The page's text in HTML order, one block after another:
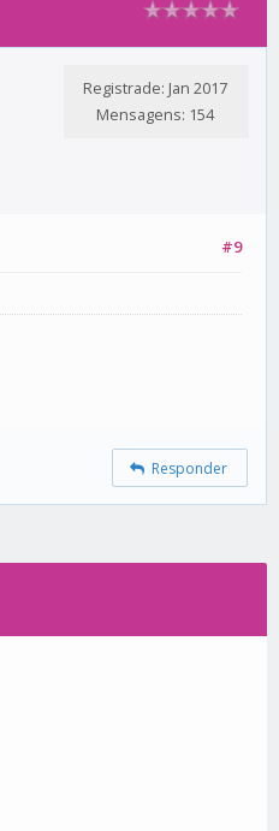
Registrade: Jan 2017
Mensagens: 154
#9
Responder